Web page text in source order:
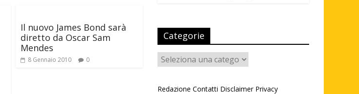
Il nuovo James Bond sarà
diretto da Oscar Sam
Mendes
8 Gennaio 2010 0
Categorie
Categorie
Redazione Contatti Disclaimer Privacy